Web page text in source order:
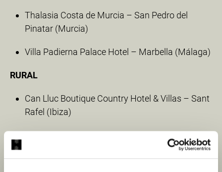
Thalasia Costa de Murcia – San Pedro del
Pinatar (Murcia)
Villa Padierna Palace Hotel – Marbella (Málaga)
RURAL
Can Lluc Boutique Country Hotel & Villas – Sant
Rafel (Ibiza)
El Covento de Mave – Santa María de Mave